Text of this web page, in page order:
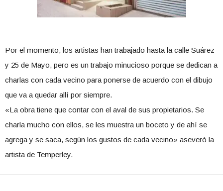
Por el momento, los artistas han trabajado hasta la calle Suárez
y 25 de Mayo, pero es un trabajo minucioso porque se dedican a
charlas con cada vecino para ponerse de acuerdo con el dibujo
que va a quedar allí por siempre.
«La obra tiene que contar con el aval de sus propietarios. Se
charla mucho con ellos, se les muestra un boceto y de ahí se
agrega y se saca, según los gustos de cada vecino» aseveró la
artista de Temperley.